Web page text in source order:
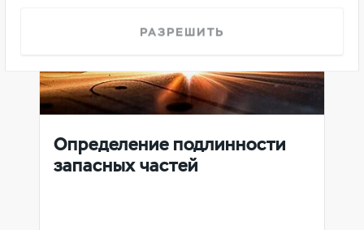
Определение подлинности
запасных частей
РАЗРЕШИТЬ